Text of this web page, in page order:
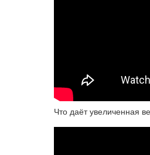
Что даёт увеличенная